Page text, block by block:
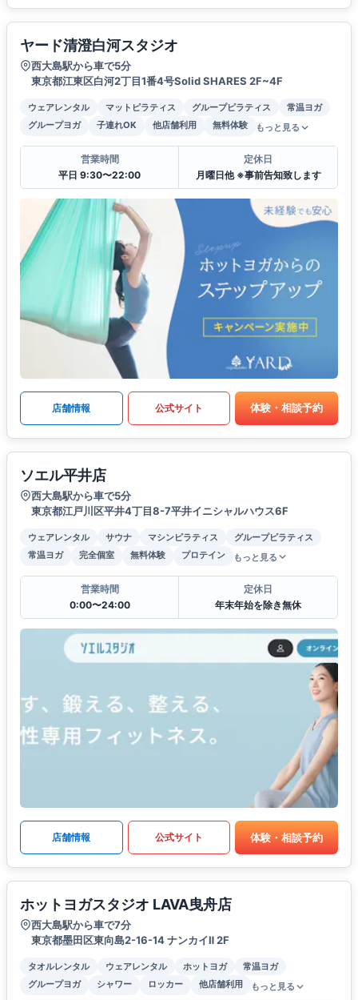
ヤード清澄白河スタジオ
西大島駅から車で5分
東京都江東区白河2丁目1番4号Solid SHARES 2F~4F
ウェアレンタル マットピラティス グループピラティス
常温ヨガ
グループヨガ
子連れOK 他店舗利用 無料体験 もっと見る
営業時間
平日 9:30〜22:00
定休日
月曜日他 ※事前告知致します
店舗情報 公式サイト 体験・相談予約
ソエル平井店
西大島駅から車で5分
東京都江戸川区平井4丁目8-7平井イニシャルハウス6F
ウェアレンタル サウナ マシンピラティス
グループピラティス
常温ヨガ
完全個室 無料体験 プロテイン もっと見る
営業時間
0:00〜24:00
定休日
年末年始を除き無休
店舗情報 公式サイト 体験・相談予約
ホットヨガスタジオ LAVA曳舟店
西大島駅から車で7分
東京都墨田区東向島2-16-14 ナンカイⅡ 2F
タオルレンタル ウェアレンタル ホットヨガ
常温ヨガ
グループヨガ
シャワー ロッカー 他店舗利用 もっと見る